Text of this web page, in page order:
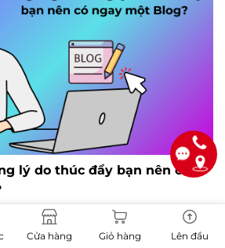
lý do thúc đẩy bạn nên có
Cửa hàng Giỏ hàng Lên đầu